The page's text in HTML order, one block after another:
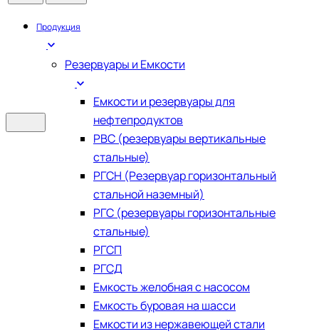
Продукция
Резервуары и Емкости
Емкости и резервуары для
нефтепродуктов
РВС (резервуары вертикальные
стальные)
РГСН (Резервуар горизонтальный
стальной наземный)
РГС (резервуары горизонтальные
стальные)
РГСП
РГСД
Емкость желобная с насосом
Емкость буровая на шасси
Емкости из нержавеющей стали